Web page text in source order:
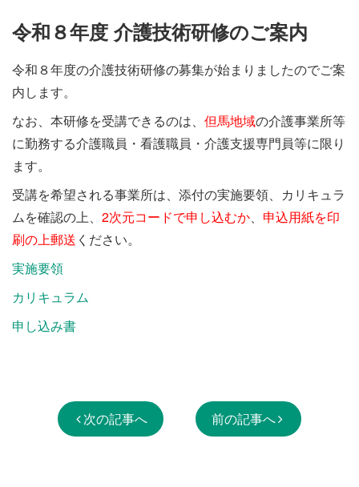
施設・料金
アクセス
令和８年度 介護技術研修のご案内
令和８年度の介護技術研修の募集が始まりましたのでご案
内します。
なお、本研修を受講できるのは、 但馬地域の介護事業所等
に勤務する介護職員・看護職員・介護支援専門員等に限り
ます。
受講を希望される事業所は、添付の実施要領、カリキュラ
ムを確認の上、 2次元コードで申し込むか、 申込用紙を印
刷の上郵送 ください。
実施要領
カリキュラム
申し込み書
次の記事へ 前の記事へ